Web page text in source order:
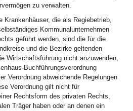
zu verwalten.
Krankenhäuser, die als Regiebetrieb,
Kommunalunternehmen
geführt werden, sind die für die
und die Bezirke geltenden
Wirtschaftsführung nicht anzuwenden,
Buchführungsverordnung
Verordnung abweichende Regelungen
Verordnung gilt nicht für
Rechtsform des privaten Rechts,
Träger haben oder an denen ein